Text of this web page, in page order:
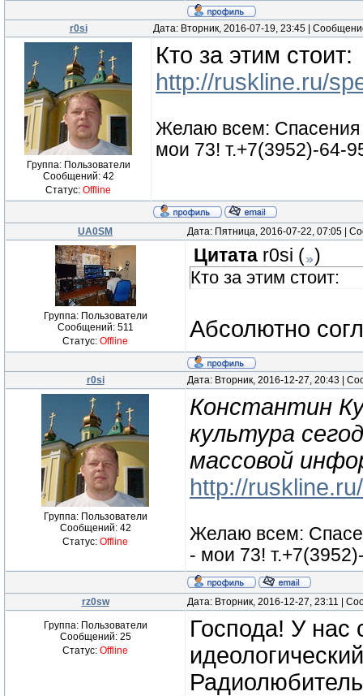
r0si Дата: Вторник, 2016-07-19, 23:45 |
Группа: Пользователи
Сообщений: 42
Статус: Offline
Кто за этим стоит:
http://ruskline.ru/
Желаю всем: Спасения
мои 73! т.+7(3952)-64-
UA0SM Дата: Пятница, 2016-07-22, 07:05 |
Группа: Пользователи
Сообщений: 511
Статус: Offline
Цитата r0si ( )
Кто за этим стоит:
Абсолютно
r0si Дата: Вторник, 2016-12-27, 20:43 |
Группа: Пользователи
Сообщений: 42
Статус: Offline
Константин
культура
массовой
http://
Желаю всем:
- мои 73!
rz0sw Дата: Вторник, 2016-12-27, 23:11 |
Группа: Пользователи
Сообщений: 25
Статус: Offline
Господа! У нас